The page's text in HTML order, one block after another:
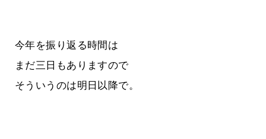
今年を振り返る時間は
まだ三日もありますので
そういうのは明日以降で。